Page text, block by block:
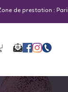
de prestation :